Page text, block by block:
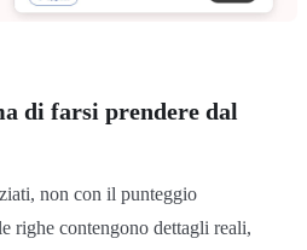
di farsi prendere dal
non con il punteggio
righe contengono dettagli reali,